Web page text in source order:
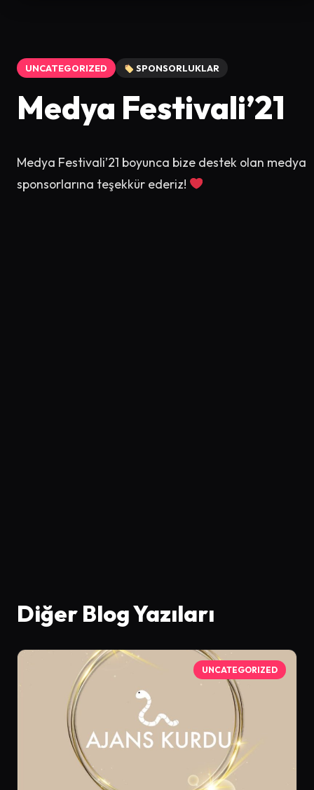
UNCATEGORIZED SPONSORLUKLAR
Medya Festivali’21
Medya Festivali’21 boyunca bize destek olan medya
sponsorlarına teşekkür ederiz!
Diğer Blog Yazıları
UNCATEGORIZED